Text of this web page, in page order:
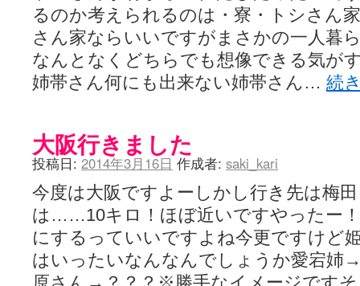
るのか考えられるのは・寮・トシさん
さん家ならいいですがまさかの一人暮
なんとなくどちらでも想像できる気が
姉帯さん何にも出来ない姉帯さん… 続
大阪行きました
投稿日: 2014年3月16日 作成者: saki_kari
今度は大阪ですよーしかし行き先は梅
は……10キロ！ほぼ近いですやったー
にするっていいですよね今更ですけど
はいったいなんなんでしょうか愛宕